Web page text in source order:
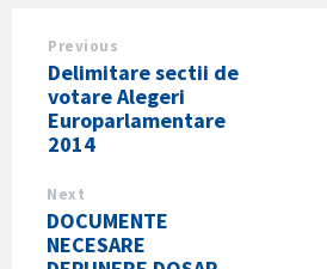
Previous
Delimitare sectii de
votare Alegeri
Europarlamentare
2014
Next
DOCUMENTE
NECESARE